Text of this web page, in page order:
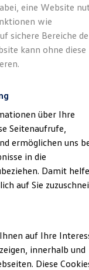
eine Website
wie
sichere Bereiche
kann ohne diese
über Ihre
Seitenaufrufe,
ermöglichen uns
in die
Damit
auf Sie
auf Ihre
innerhalb und
Diese